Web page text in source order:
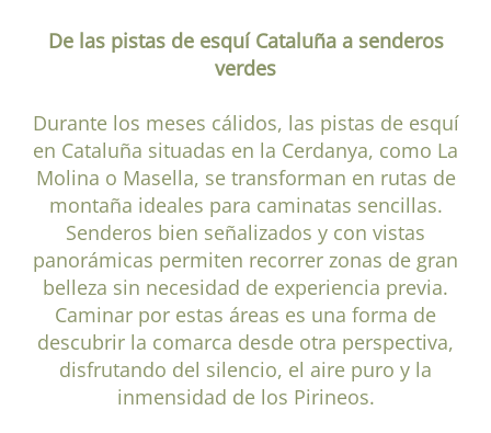
De las pistas de esquí Cataluña a senderos
verdes
Durante los meses cálidos, las pistas de esquí
en Cataluña situadas en la Cerdanya, como La
Molina o Masella, se transforman en rutas de
montaña ideales para caminatas sencillas.
Senderos bien señalizados y con vistas
panorámicas permiten recorrer zonas de gran
belleza sin necesidad de experiencia previa.
Caminar por estas áreas es una forma de
descubrir la comarca desde otra perspectiva,
disfrutando del silencio, el aire puro y la
inmensidad de los Pirineos.